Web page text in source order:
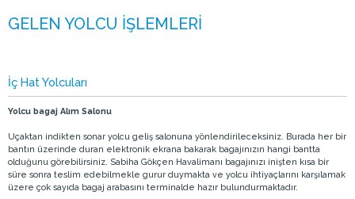
İç Hat Yolcuları
Yolcu bagaj Alım Salonu
Uçaktan indikten sonar yolcu geliş salonuna yönlendirileceksiniz. Burada her bir
bantın üzerinde duran elektronik ekrana bakarak bagajınızın hangi bantta
olduğunu görebilirsiniz. Sabiha Gökçen Havalimanı bagajınızı inişten kısa bir
süre sonra teslim edebilmekle gurur duymakta ve yolcu ihtiyaçlarını karşılamak
üzere çok sayıda bagaj arabasını terminalde hazır bulundurmaktadır.